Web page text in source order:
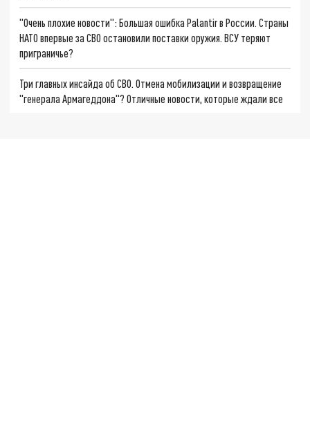
"Очень плохие новости": Большая ошибка Palantir в России. Страны
НАТО впервые за СВО остановили поставки оружия. ВСУ теряют
приграничье?
Три главных инсайда об СВО. Отмена мобилизации и возвращение
"генерала Армагеддона"? Отличные новости, которые ждали все